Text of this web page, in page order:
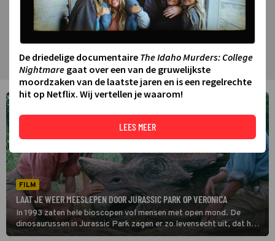
FILM
LAAT JE WEER MEESLEPEN DOOR JURASSIC PARK OP VERONICA
In 1993 zaten hele bioscopen vol mensen met open mond. De
dinosaurussen in Jurassic Park zagen er zo levensecht uit, dat het
moeilijk te geloven was dat ze geanimeerd waren.
De driedelige documentaire The Idaho Murders: College
Nightmare gaat over een van de gruwelijkste
moordzaken van de laatste jaren en is een regelrechte
hit op Netflix. Wij vertellen je waarom!
LEES MEER